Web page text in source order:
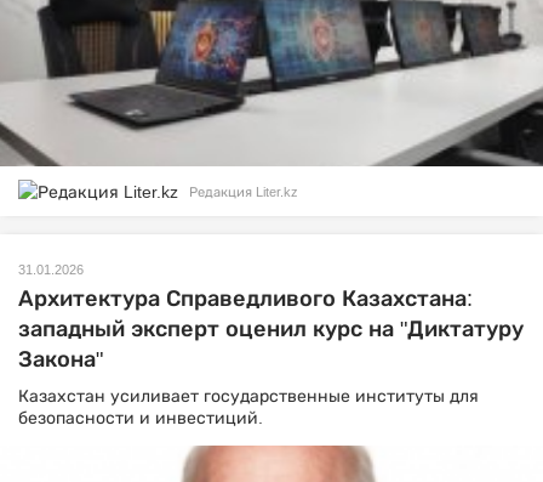
Редакция Liter.kz
31.01.2026
Архитектура Справедливого Казахстана:
западный эксперт оценил курс на "Диктатуру
Закона"
Казахстан усиливает государственные институты для
безопасности и инвестиций.